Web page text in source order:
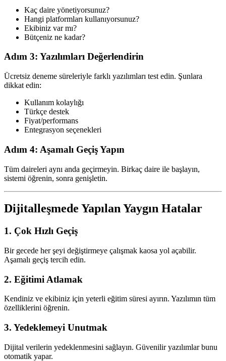
Kaç daire yönetiyorsunuz?
Hangi platformları kullanıyorsunuz?
Ekibiniz var mı?
Bütçeniz ne kadar?
Adım 3: Yazılımları Değerlendirin
Ücretsiz deneme süreleriyle farklı yazılımları test edin. Şunlara
dikkat edin:
Kullanım kolaylığı
Türkçe destek
Fiyat/performans
Entegrasyon seçenekleri
Adım 4: Aşamalı Geçiş Yapın
Tüm daireleri aynı anda geçirmeyin. Birkaç daire ile başlayın,
sistemi öğrenin, sonra genişletin.
Dijitalleşmede Yapılan Yaygın Hatalar
1. Çok Hızlı Geçiş
Bir gecede her şeyi değiştirmeye çalışmak kaosa yol açabilir.
Aşamalı geçiş tercih edin.
2. Eğitimi Atlamak
Kendiniz ve ekibiniz için yeterli eğitim süresi ayırın. Yazılımın tüm
özelliklerini öğrenin.
3. Yedeklemeyi Unutmak
Dijital verilerin yedeklenmesini sağlayın. Güvenilir yazılımlar bunu
otomatik yapar.